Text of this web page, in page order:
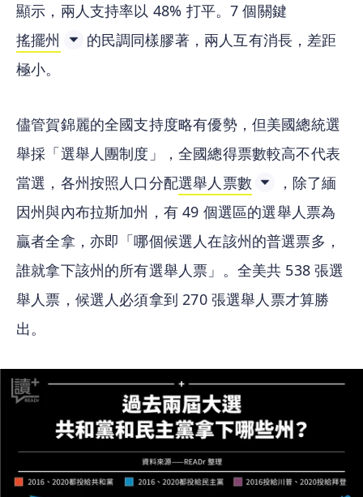
顯示，兩人支持率以 48% 打平。7 個關鍵
搖擺州
的民調同樣膠著，兩人互有消長，差距
極小。
儘管賀錦麗的全國支持度略有優勢，但美國總統選
舉採「選舉人團制度」，全國總得票數較高不代表
當選，各州按照人口分配選舉人票數
，除了緬
因州與內布拉斯加州，有 49 個選區的選舉人票為
贏者全拿，亦即「哪個候選人在該州的普選票多，
誰就拿下該州的所有選舉人票」。全美共 538 張選
舉人票，候選人必須拿到 270 張選舉人票才算勝
出。